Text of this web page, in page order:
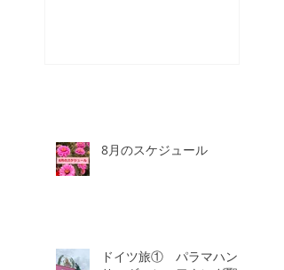
8月のスケジュール
ドイツ旅① パラマハン